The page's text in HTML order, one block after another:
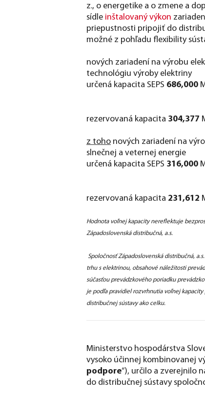
z., o energetike a o zmene a
sídle inštalovaný výkon
priepustnosti pripojiť do
možné z pohľadu flexibility
nových zariadení na výrobu
technológiu výroby elektriny
určená kapacita SEPS 686,000
rezervovaná kapacita 304,377
z toho nových zariadení na
slnečnej a veternej energie
určená kapacita SEPS 316,000
rezervovaná kapacita 231,612
Hodnota voľnej kapacity nereflektuje
Západoslovenská distribučná, a.s.
Spoločnosť Západoslovenská distribučná,
trhu s elektrinou, obsahové náležitosti
súčasťou prevádzkového poriadku
je podľa pravidiel rozvrhnutia voľnej
distribučnej sústavy ako celku.
Ministerstvo hospodárstva
vysoko účinnej kombinovanej
podpore“), určilo a zverejnilo
do distribučnej sústavy